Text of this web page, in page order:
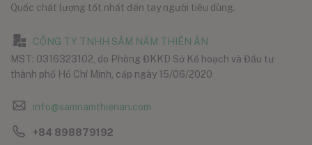
Quốc chất lượng tốt nhất đến tay người tiêu dùng.
CÔNG TY TNHH SÂM NẤM THIÊN ÂN
MST: 0316323102, do Phòng ĐKKD Sở Kế hoạch và Đầu tư
thành phố Hồ Chí Minh, cấp ngày 15/06/2020
info@samnamthienan.com
+84 898879192